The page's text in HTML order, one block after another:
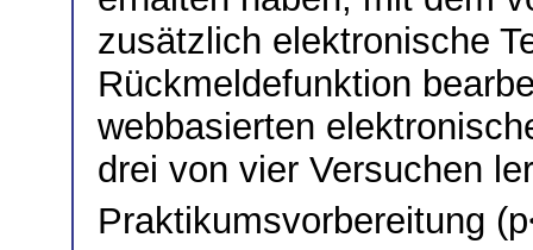
zusätzlich elektronische
Rückmeldefunktion
webbasierten
drei von vier Versuchen
Praktikumsvorbereitung